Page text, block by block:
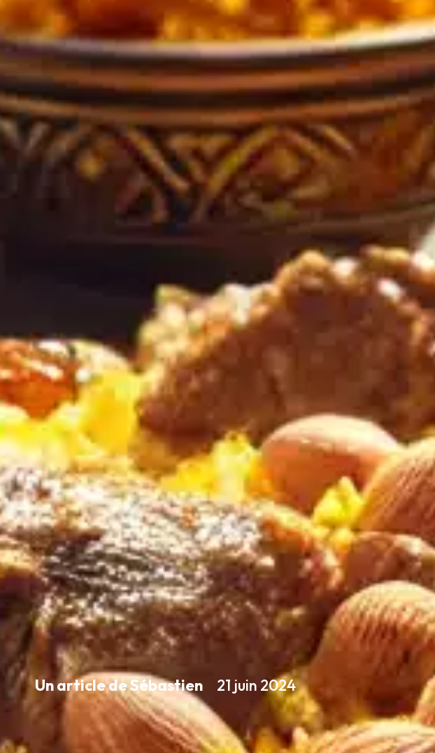
Un article de Sébastien 21 juin 2024